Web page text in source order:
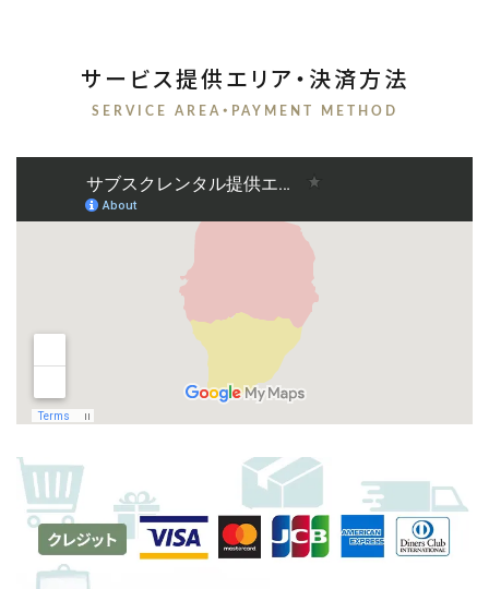
サービス提供エリア・決済方法
SERVICE AREA・PAYMENT METHOD